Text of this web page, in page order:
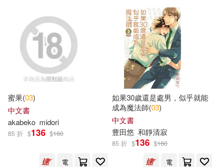
和田義臣(8) 唐家三少(8)
國史館館刊編輯委員會(8)
大塚真一郎(8) 小花美穗(8)
張秋林(8)
森比左志(8)
中國科學技術大學出版社(11)
中央研究院數學研究所(11)
交通部運輸研究所(11)
台灣銀行台灣經濟研究室(11)
哈爾濱出版社(11)
四川科學技術出版社(11)
蜜果(03)
中文書
akabeko midori
85 折 $136 $160
電
如果30歲還是處男，似乎就能
成為魔法師(03)
中文書
豊田悠 和靜清寂
85 折 $136 $160
電